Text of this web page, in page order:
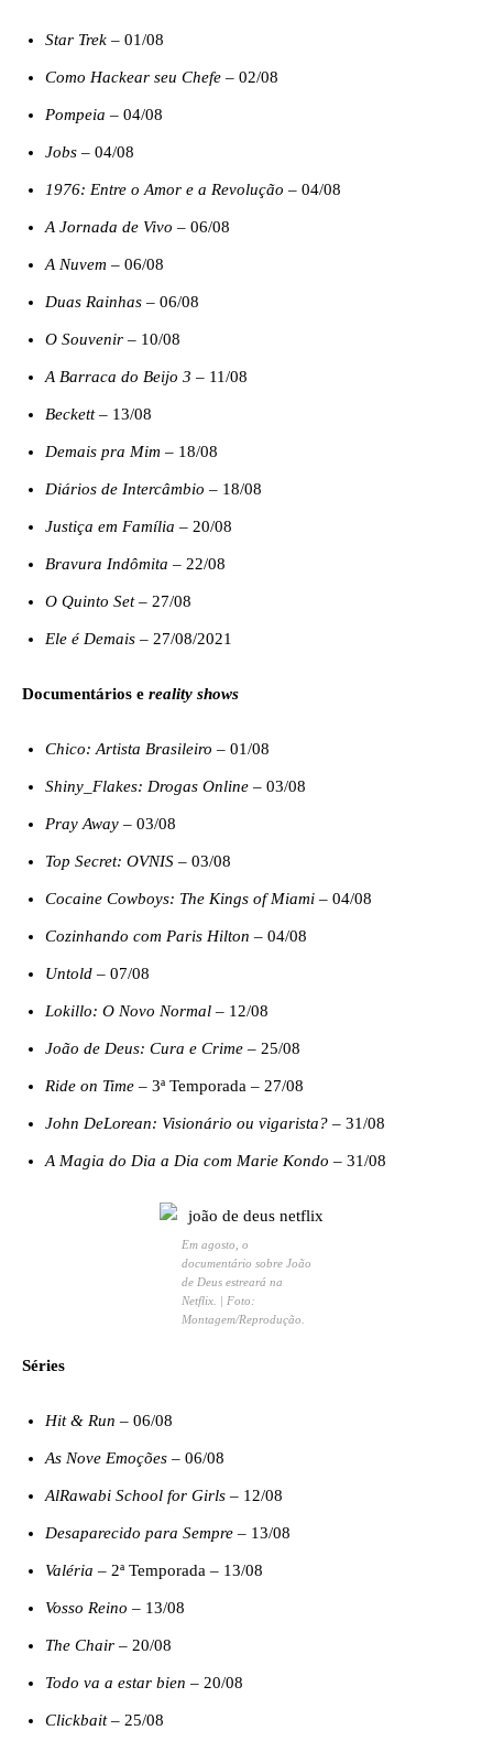
Star Trek – 01/08
Como Hackear seu Chefe – 02/08
Pompeia – 04/08
Jobs – 04/08
1976: Entre o Amor e a Revolução – 04/08
A Jornada de Vivo – 06/08
A Nuvem – 06/08
Duas Rainhas – 06/08
O Souvenir – 10/08
A Barraca do Beijo 3 – 11/08
Beckett– 13/08
Demais pra Mim – 18/08
Diários de Intercâmbio – 18/08
Justiça em Família – 20/08
Bravura Indômita – 22/08
O Quinto Set– 27/08
Ele é Demais – 27/08/2021
Documentários e reality shows
Chico: Artista Brasileiro – 01/08
Shiny_Flakes: Drogas Online – 03/08
Pray Away – 03/08
Top Secret: OVNIS – 03/08
Cocaine Cowboys: The Kings of Miami – 04/08
Cozinhando com Paris Hilton – 04/08
Untold – 07/08
Lokillo: O Novo Normal – 12/08
João de Deus: Cura e Crime – 25/08
Ride on Time – 3ª Temporada – 27/08
John DeLorean: Visionário ou vigarista? – 31/08
A Magia do Dia a Dia com Marie Kondo – 31/08
Em agosto, o
documentário sobre João
de Deus estreará na
Netflix. | Foto:
Montagem/Reprodução.
Séries
Hit & Run – 06/08
As Nove Emoções – 06/08
AlRawabi School for Girls – 12/08
Desaparecido para Sempre – 13/08
Valéria – 2ª Temporada – 13/08
Vosso Reino – 13/08
The Chair – 20/08
Todo va a estar bien – 20/08
Clickbait– 25/08